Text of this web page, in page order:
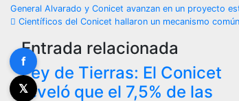
Navegación
de
entradas
General Alvarado y Conicet avanzan en un proyecto
Científicos del Conicet hallaron un mecanismo
Entrada relacionada
Ley de Tierras: El Conicet
reveló que el 7,5% de las
f
𝕏